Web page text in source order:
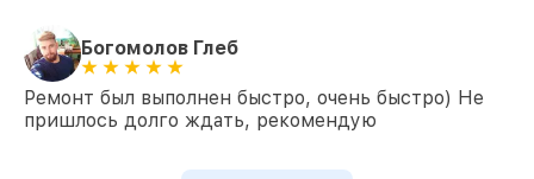
Богомолов Глеб
Ремонт был выполнен быстро, очень быстро) Не
пришлось долго ждать, рекомендую